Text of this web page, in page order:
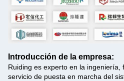
Introducción de la empresa:
Ruiding es experto en la ingeniería,
servicio de puesta en marcha del